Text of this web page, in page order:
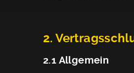
2.
2.1 Allgemein